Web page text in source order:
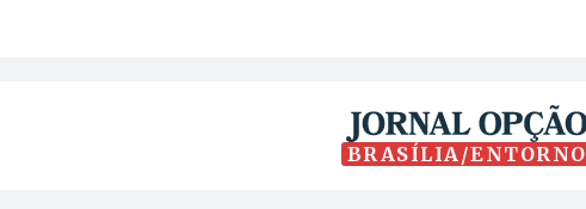
BRASÍLIA/ENTORNO